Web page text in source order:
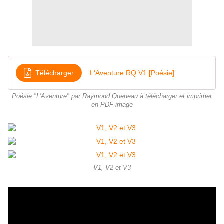
Télécharger L'Aventure RQ V1 [Poésie]
Poésie "L'Aventure" par Raymond Queneau à télécharger et imprimer
en PDF image
V1, V2 et V3